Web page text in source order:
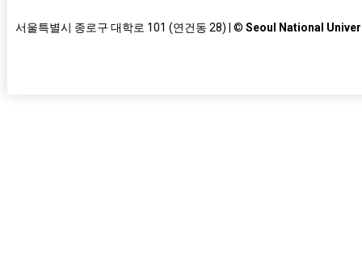
서울특별시 종로구 대학로 101 (연건동 28) | © Seoul National